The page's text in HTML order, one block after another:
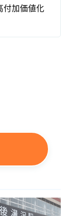
付加価値化